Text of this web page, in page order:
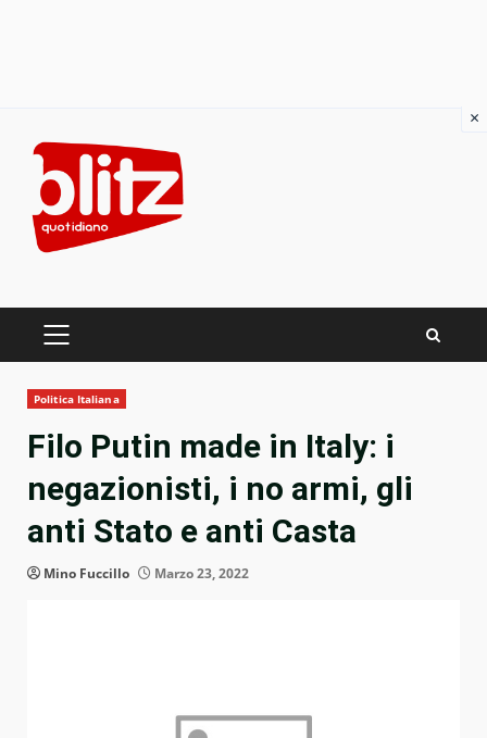
content
PRIMARY
Politica Italiana
Filo Putin made in Italy: i
negazionisti, i no armi, gli
anti Stato e anti Casta
Mino Fuccillo Marzo 23, 2022
×